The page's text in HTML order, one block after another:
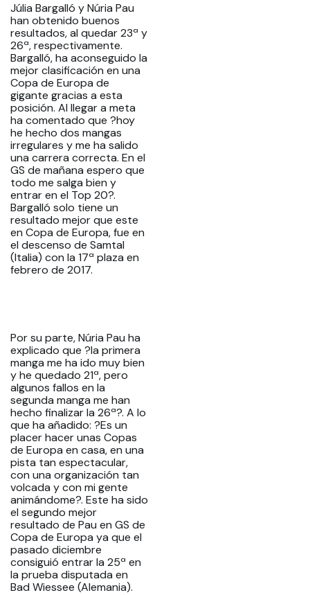
Júlia Bargalló y Núria Pau
han obtenido buenos
resultados, al quedar 23ª y
26ª, respectivamente.
Bargalló, ha aconseguido la
mejor clasificación en una
Copa de Europa de
gigante gracias a esta
posición. Al llegar a meta
ha comentado que ?hoy
he hecho dos mangas
irregulares y me ha salido
una carrera correcta. En el
GS de mañana espero que
todo me salga bien y
entrar en el Top 20?.
Bargalló solo tiene un
resultado mejor que este
en Copa de Europa, fue en
el descenso de Samtal
(Italia) con la 17ª plaza en
febrero de 2017.
Por su parte, Núria Pau ha
explicado que ?la primera
manga me ha ido muy bien
y he quedado 21ª, pero
algunos fallos en la
segunda manga me han
hecho finalizar la 26ª?. A lo
que ha añadido: ?Es un
placer hacer unas Copas
de Europa en casa, en una
pista tan espectacular,
con una organización tan
volcada y con mi gente
animándome?. Este ha sido
el segundo mejor
resultado de Pau en GS de
Copa de Europa ya que el
pasado diciembre
consiguió entrar la 25ª en
la prueba disputada en
Bad Wiessee (Alemania).